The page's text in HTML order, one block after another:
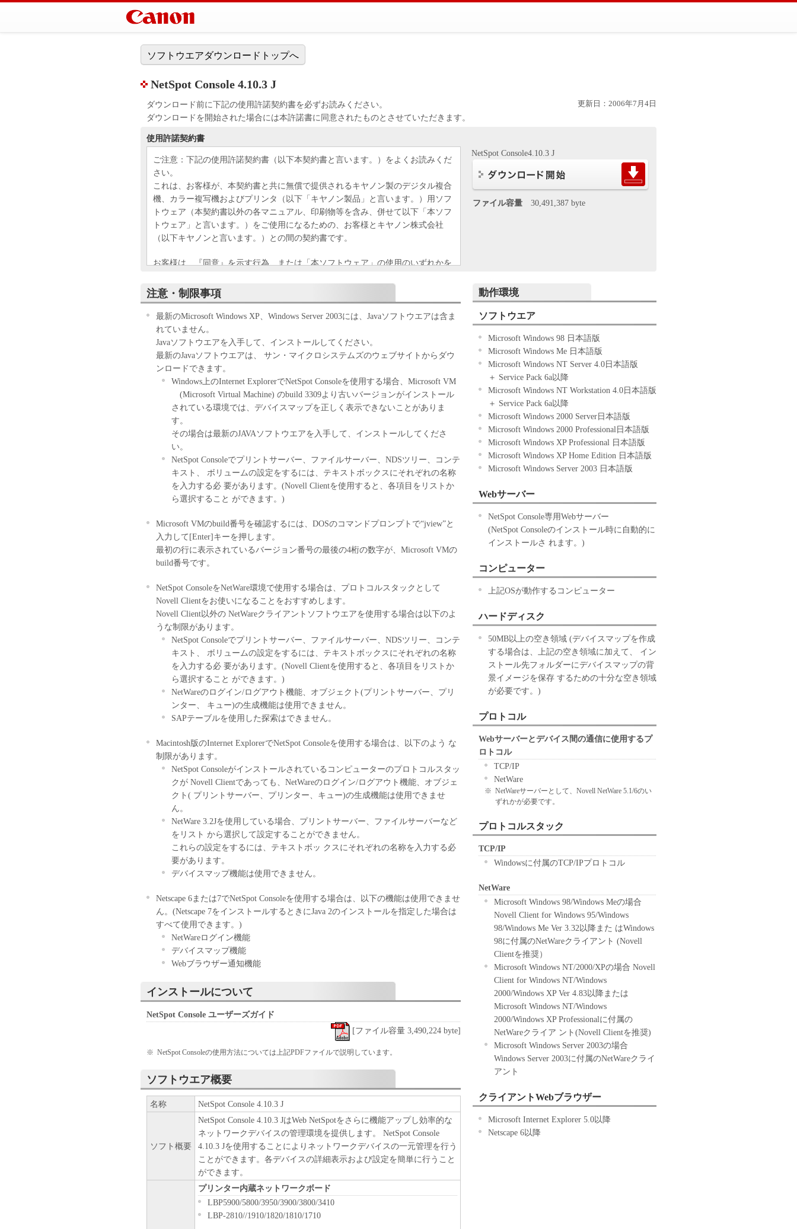
ソフトウエアダウンロードトップへ
NetSpot Console 4.10.3 J
ダウンロード前に下記の使用許諾契約書を必ずお読みください。
ダウンロードを開始された場合には本許諾書に同意されたものとさせていただきます。
更新日：2006年7月4日
使用許諾契約書
ご注意：下記の使用許諾契約書（以下本契約書と言います。）をよくお読みくだ
さい。
これは、お客様が、本契約書と共に無償で提供されるキヤノン製のデジタル複合
機、カラー複写機およびプリンタ（以下「キヤノン製品」と言います。）用ソフ
トウェア（本契約書以外の各マニュアル、印刷物等を含み、併せて以下「本ソフ
トウェア」と言います。）をご使用になるための、お客様とキヤノン株式会社
（以下キヤノンと言います。）との間の契約書です。
お客様は、『同意』を示す行為、または「本ソフトウェア」の使用のいずれかを
場合、「本ソフトウェア」を使用することはできません。
許諾
キヤノンは、お客様が「キヤノン製品」を利用する目的のために、
「キヤノン製品」に直接またはネットワークを通じ接続される複数の
コンピュータ（以下「指定機器」と言います。）において、「本ソフ
トウェア」を使用（本契約書においては、「本ソフトウェア」をコン
ピュータの記憶媒体上にインストールすること、またはコンピュータ
において表示すること、 アクセスすること、もしくは実行することの
いずれも含むものとします。）するための非独占的権利をお客様に対
て接続されたコンピュータ上で、かかるコンピュータの使用者に対し
ュータの使用者に本契約書上の義務および条件を遵守させるととも
に、その履行に関し全責任を負うことを条件とします。
お客様は、上記(1)に基づいて「本ソフトウェア」を使用するためのバ
ックアップとして、「本ソフトウェア」を１部、複製することができ
上記(1)および(2)に定める場合を除き、キヤノンまたはキヤノンのライ
センサーのいかなる知的財産権も、明示たると黙示たるとを問わず、
本契約書によってお客様に譲渡あるいは許諾されるものではありませ
ん。
お客様は、再使用許諾、譲渡、販売、頒布、リースもしくは貸与その
他の方法により、第三者に「本ソフトウェア」を使用させることはで
きません。
お客様は、「本ソフトウェア」の全部または一部を修正、改変、逆コ
ンパイル、逆アセンブル、その他リバースエンジニアリング等するこ
とはできません。また第三者にこのような行為をさせてはなりませ
ん。
帰属
「本ソフトウェア」に係る権原および所有権は、その内容によりキヤノンま
たはキヤノンのライセンサーに帰属します。
著作権表示
ンサーの著作権表示を変更し、除去しもしくは削除してはなりません。
保証の否認・免責
「本ソフトウェア」は、『現状のまま』の状態で使用許諾されます。
キヤノン、キヤノンの子会社、キヤノンの関連会社、それらの販売代
理店または販売店のいずれも、「本ソフトウェア」に関して、商品性
ると黙示たるとを問わず一切しないものとします。
キヤノン、キヤノンの子会社、キヤノンの関連会社、それらの販売代
理店または販売店のいずれも、「本ソフトウェア」の使用または使用
不能から生ずるいかなる損害（逸失利益およびその他の派生的または
付随的な損害を含むがこれらに限定されない全ての損害を言いま
のとします。たとえ、キヤ ノン、キヤノンの子会社、キヤノンの関連
会社、それらの販売代理店または販売店がかかる損害の可能性につい
て知らされていた場合でも同様です。
キヤノン、キヤノンの子会社、キヤノンの関連会社、それらの販売代
理店または販売店のいずれも、「本ソフトウェア」、または「本ソフ
トウェア」の使用に起因または関連してお客様と第三者との間に生じ
輸出
お客様は、日本国政府または関連する外国政府より必要な認可等を得ること
なしに、「本ソフトウェア」の全部または一部を、直接または間接に輸出し
本契約書は、お客様が、『同意』を示す行為を行った時点、または
「本ソフトウェア」を使用した時点で発効し、下記(2)または(3)により
終了されるまで有効に存続します。
お客様は、「本ソフトウェア」およびその複製物のすべてを廃棄およ
び消去することにより、本契約書を終了させることができます。
お客様が本契約書のいずれかの条項に違反した場合、本契約書は直ち
に終了します。
お客様は、上記(3)によって本契約書が終了した場合、速やかに、「本
ソフトウェア」およびその複製物のすべてを廃棄または消去するもの
とします。
U.S. GOVERNMENT RESTRICTED RIGHTS NOTICE
The Software is a "commercial item," as that term is defined at 48C.F.R. 2.101 (Oct
1995), consisting of "commercial computer software" and "commercial computer
NetSpot Console4.10.3 J
ファイル容量 30,491,387 byte
注意・制限事項
最新のMicrosoft Windows XP、Windows Server 2003には、Javaソフトウエアは含ま
れていません。
Javaソフトウエアを入手して、インストールしてください。
最新のJavaソフトウエアは、 サン・マイクロシステムズのウェブサイトからダウ
ンロードできます。
Windows上のInternet ExplorerでNetSpot Consoleを使用する場合、Microsoft VM
(Microsoft Virtual Machine) のbuild 3309より古いバージョンがインストール
されている環境では、デバイスマップを正しく表示できないことがありま
す。
その場合は最新のJAVAソフトウエアを入手して、インストールしてくださ
い。
NetSpot Consoleでプリントサーバー、ファイルサーバー、NDSツリー、コンテ
キスト、 ボリュームの設定をするには、テキストボックスにそれぞれの名称
を入力する必 要があります。(Novell Clientを使用すると、各項目をリストか
ら選択すること ができます。)
Microsoft VMのbuild番号を確認するには、DOSのコマンドプロンプトで“jview”と
入力して[Enter]キーを押します。
最初の行に表示されているバージョン番号の最後の4桁の数字が、Microsoft VMの
build番号です。
NetSpot ConsoleをNetWare環境で使用する場合は、プロトコルスタックとして
Novell Clientをお使いになることをおすすめします。
Novell Client以外の NetWareクライアントソフトウエアを使用する場合は以下のよ
うな制限があります。
NetSpot Consoleでプリントサーバー、ファイルサーバー、NDSツリー、コンテ
キスト、 ボリュームの設定をするには、テキストボックスにそれぞれの名称
を入力する必 要があります。(Novell Clientを使用すると、各項目をリストか
ら選択すること ができます。)
NetWareのログイン/ログアウト機能、オブジェクト(プリントサーバー、プリ
ンター、 キュー)の生成機能は使用できません。
SAPテーブルを使用した探索はできません。
Macintosh版のInternet ExplorerでNetSpot Consoleを使用する場合は、以下のよう な
制限があります。
NetSpot Consoleがインストールされているコンピューターのプロトコルスタッ
クが Novell Clientであっても、NetWareのログイン/ログアウト機能、オブジェ
クト( プリントサーバー、プリンター、キュー)の生成機能は使用できませ
ん。
NetWare 3.2Jを使用している場合、プリントサーバー、ファイルサーバーなど
をリスト から選択して設定することができません。
これらの設定をするには、テキストボッ クスにそれぞれの名称を入力する必
要があります。
デバイスマップ機能は使用できません。
Netscape 6または7でNetSpot Consoleを使用する場合は、以下の機能は使用できませ
ん。(Netscape 7をインストールするときにJava 2のインストールを指定した場合は
すべて使用できます。)
NetWareログイン機能
デバイスマップ機能
Webブラウザー通知機能
インストールについて
NetSpot Console ユーザーズガイド
[ファイル容量 3,490,224 byte]
※ NetSpot Consoleの使用方法については上記PDFファイルで説明しています。
ソフトウエア概要
名称 NetSpot Console 4.10.3 J
ソフト概要
NetSpot Console 4.10.3 JはWeb NetSpotをさらに機能アップし効率的な
ネットワークデバイスの管理環境を提供します。 NetSpot Console
4.10.3 Jを使用することによりネットワークデバイスの一元管理を行う
ことができます。各デバイスの詳細表示および設定を簡単に行うこと
ができます。
プリンター内蔵ネットワークボード
LBP5900/5800/3950/3900/3800/3410
LBP-2810//1910/1820/1810/1710
動作環境
ソフトウエア
Microsoft Windows 98 日本語版
Microsoft Windows Me 日本語版
Microsoft Windows NT Server 4.0日本語版
＋ Service Pack 6a以降
Microsoft Windows NT Workstation 4.0日本語版
＋ Service Pack 6a以降
Microsoft Windows 2000 Server日本語版
Microsoft Windows 2000 Professional日本語版
Microsoft Windows XP Professional 日本語版
Microsoft Windows XP Home Edition 日本語版
Microsoft Windows Server 2003 日本語版
Webサーバー
NetSpot Console専用Webサーバー
(NetSpot Consoleのインストール時に自動的に
インストールさ れます。)
コンピューター
上記OSが動作するコンピューター
ハードディスク
50MB以上の空き領域 (デバイスマップを作成
する場合は、上記の空き領域に加えて、 イン
ストール先フォルダーにデバイスマップの背
景イメージを保存 するための十分な空き領域
が必要です。)
プロトコル
Webサーバーとデバイス間の通信に使用するプ
ロトコル
TCP/IP
NetWare
※ NetWareサーバーとして、Novell NetWare 5.1/6のい
ずれかが必要です。
プロトコルスタック
TCP/IP
Windowsに付属のTCP/IPプロトコル
NetWare
Microsoft Windows 98/Windows Meの場合
Novell Client for Windows 95/Windows
98/Windows Me Ver 3.32以降また はWindows
98に付属のNetWareクライアント (Novell
Clientを推奨）
Microsoft Windows NT/2000/XPの場合 Novell
Client for Windows NT/Windows
2000/Windows XP Ver 4.83以降または
Microsoft Windows NT/Windows
2000/Windows XP Professionalに付属の
NetWareクライア ント(Novell Clientを推奨)
Microsoft Windows Server 2003の場合
Windows Server 2003に付属のNetWareクライ
アント
クライアントWebブラウザー
Microsoft Internet Explorer 5.0以降
Netscape 6以降